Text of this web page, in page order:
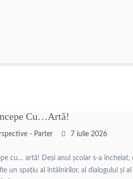
Cu…artă!
- Parter 7 iulie 2026
cu… artă! Deși anul școlar s-a
un spațiu al întâlnirilor, al dialogului și